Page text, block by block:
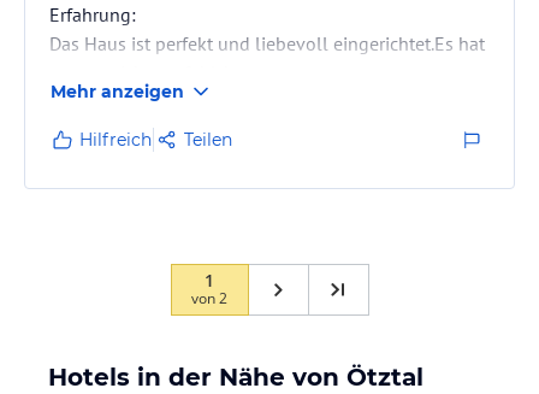
Erfahrung:
Das Haus ist perfekt und liebevoll eingerichtet.Es hat
Mehr anzeigen
Hilfreich Teilen
1
von2
Hotels in der Nähe von Ötztal